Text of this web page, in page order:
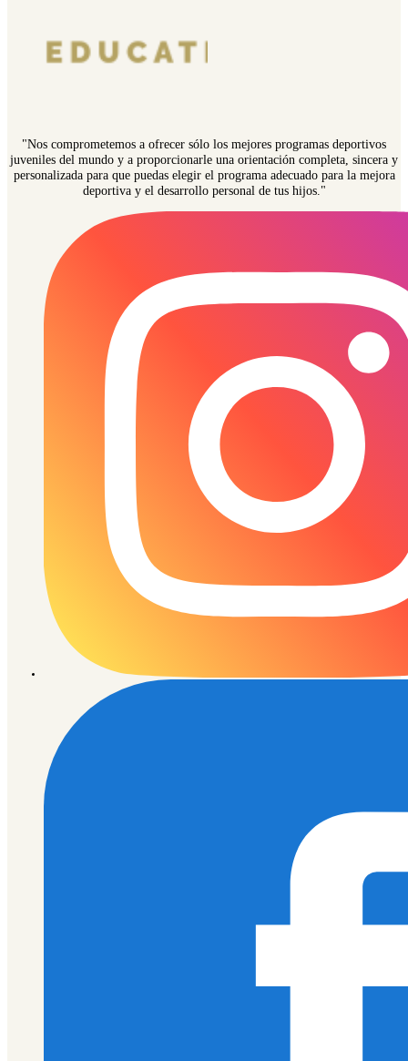
"Nos comprometemos a ofrecer sólo los mejores programas deportivos
juveniles del mundo y a proporcionarle una orientación completa, sincera y
personalizada para que puedas elegir el programa adecuado para la mejora
deportiva y el desarrollo personal de tus hijos."